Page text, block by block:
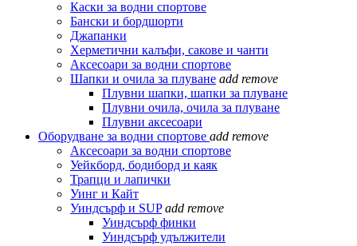
Каски за водни спортове
Бански и бордшорти
Джапанки
Херметични калъфи, сакове и чанти
Аксесоари за водни спортове
Шапки и очила за плуване add remove
Плувни шапки, шапки за плуване
Плувни очила, очила за плуване
Плувни аксесоари
Оборудване за водни спортове add remove
Аксесоари за водни спортове
Уейкборд, бодиборд и каяк
Трапци и лапички
Уинг и Кайт
Уиндсърф и SUP add remove
Уиндсърф финки
Уиндсърф удължители